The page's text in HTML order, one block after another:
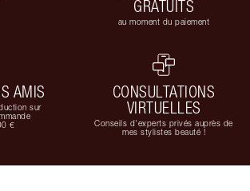
GRATUITS
au moment du paiement
AMIS
sur
€
CONSULTATIONS
VIRTUELLES
Conseils d'experts privés auprès de
mes stylistes beauté !